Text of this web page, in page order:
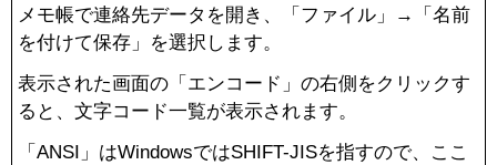
メモ帳で連絡先データを開き、「ファイル」→「名前
を付けて保存」を選択します。
表示された画面の「エンコード」の右側をクリックす
ると、文字コード一覧が表示されます。
「ANSI」はWindowsではSHIFT-JISを指すので、ここ